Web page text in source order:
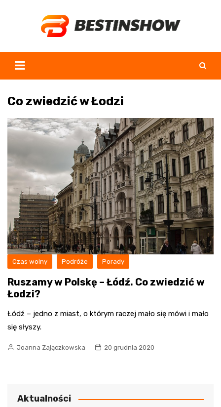
Co zwiedzić w Łodzi
Czas wolny Podróże Porady
Ruszamy w Polskę – Łódź. Co zwiedzić w
Łodzi?
Łódź – jedno z miast, o którym raczej mało się mówi i mało
się słyszy.
Joanna Zajączkowska 20 grudnia 2020
Aktualności